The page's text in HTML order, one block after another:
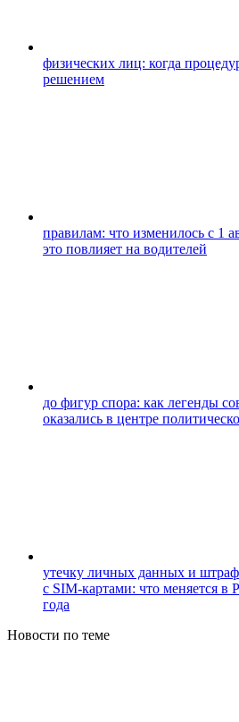
физических лиц: когда
решением
правилам: что изменилось с 1
это повлияет на водителей
до фигур спора: как легенды
оказались в центре
утечку личных данных и
с SIM-картами: что меняется в
года
Новости по теме